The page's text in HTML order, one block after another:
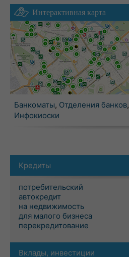
Интерактивная карта
Банкоматы, Отделения банков,
Инфокиоски
Кредиты
потребительский
автокредит
на недвижимость
для малого бизнеса
перекредитование
Вклады, инвестиции